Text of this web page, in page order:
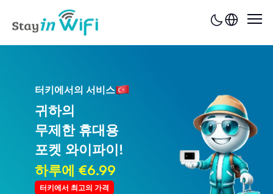
터키에서의 서비스
귀하의
무제한 휴대용
포켓 와이파이!
하루에 €6.99
터키에서 최고의 가격